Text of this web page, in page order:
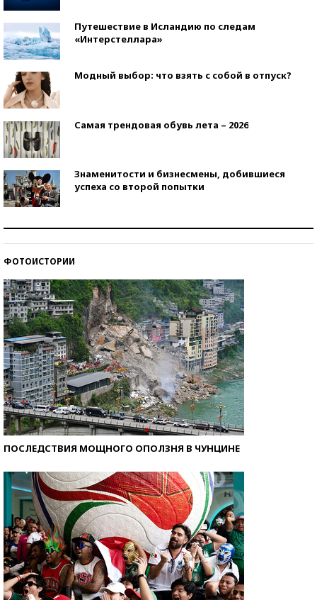
Путешествие в Исландию по следам
«Интерстеллара»
Модный выбор: что взять с собой в отпуск?
Самая трендовая обувь лета – 2026
Знаменитости и бизнесмены, добившиеся
успеха со второй попытки
ФОТОИСТОРИИ
ПОСЛЕДСТВИЯ МОЩНОГО ОПОЛЗНЯ В ЧУНЦИНЕ